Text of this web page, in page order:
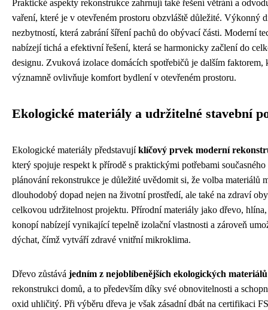
Praktické aspekty rekonstrukce zahrnují také řešení větrání a
vaření, které je v otevřeném prostoru obzvláště důležité. Výkonný
nezbytností, která zabrání šíření pachů do obývací části. Moderní
nabízejí tichá a efektivní řešení, která se harmonicky začlení do
designu. Zvuková izolace domácích spotřebičů je dalším faktorem,
významně ovlivňuje komfort bydlení v otevřeném prostoru.
Ekologické materiály a udržitelné stavební
Ekologické materiály představujíklíčový prvek moderní
který spojuje respekt k přírodě s praktickými potřebami
plánování rekonstrukce je důležité uvědomit si, že volba materiálů
dlouhodobý dopad nejen na životní prostředí, ale také na zdraví
celkovou udržitelnost projektu. Přírodní materiály jako dřevo, hlína,
konopí nabízejí vynikající tepelně izolační vlastnosti a zároveň
dýchat, čímž vytváří zdravé vnitřní mikroklima.
Dřevo zůstává jedním z nejoblíbenějších ekologických materiálů
rekonstrukci domů, a to především díky své obnovitelnosti a
oxid uhličitý. Při výběru dřeva je však zásadní dbát na certifikaci